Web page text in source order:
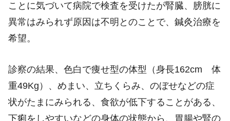
ことに気づいて病院で検査を受けたが腎臓、膀胱に
異常はみられず原因は不明とのことで、鍼灸治療を
希望。
診察の結果、色白で痩せ型の体型（身長162cm 体
重49Kg）、めまい、立ちくらみ、のぼせなどの症
状がたまにみられる、食欲が低下することがある、
下痢をしやすいなどの身体の状態から、胃腸や腎の